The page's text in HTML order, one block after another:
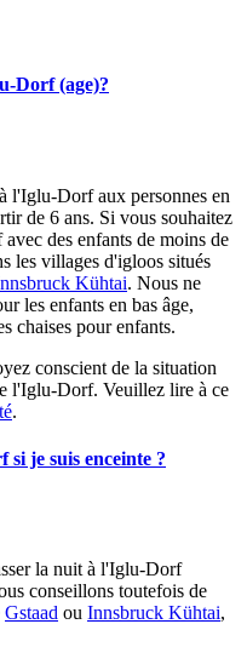
Dorf (age)?
à l'Iglu-Dorf aux personnes en
de 6 ans. Si vous souhaitez
des enfants de moins de
les villages d'igloos situés
Kühtai. Nous ne
les enfants en bas âge,
chaises pour enfants.
conscient de la situation
l'Iglu-Dorf. Veuillez lire à ce
.
je suis enceinte ?
la nuit à l'Iglu-Dorf
conseillons toutefois de
Gstaad ou Innsbruck Kühtai,